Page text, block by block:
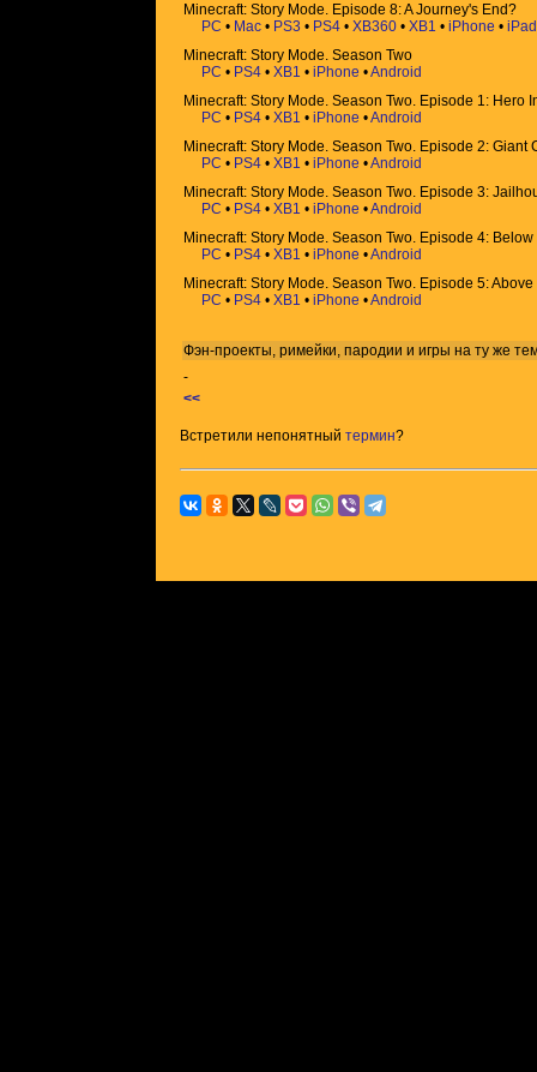
Minecraft: Story Mode. Episode 8: A Journey's End?
PC • Mac • PS3 • PS4 • XB360 • XB1 • iPhone • iPad
Minecraft: Story Mode. Season Two
PC • PS4 • XB1 • iPhone •Android
Minecraft: Story Mode. Season Two. Episode 1: Hero
PC • PS4 • XB1 • iPhone •Android
Minecraft: Story Mode. Season Two. Episode 2: Giant
PC • PS4 • XB1 • iPhone •Android
Minecraft: Story Mode. Season Two. Episode 3:
PC • PS4 • XB1 • iPhone •Android
Minecraft: Story Mode. Season Two. Episode 4:
PC • PS4 • XB1 • iPhone •Android
Minecraft: Story Mode. Season Two. Episode 5:
PC • PS4 • XB1 • iPhone •Android
Фэн-проекты, римейки, пародии и игры на ту же
-
<<
Встретили непонятный термин?